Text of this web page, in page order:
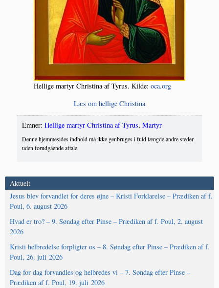
Hel­li­ge mar­tyr Chri­sti­na af Tyrus. Kil­de: oca.org
Læs om hel­li­ge Christina
Emner: Hellige martyr Christina af Tyrus, Martyr
Denne hjemmesides indhold må ikke genbruges i fuld længde andre steder
uden forudgående aftale.
Aktuelt
Jesus blev forvandlet for deres øjne – Kristi Forklarelse – Prædiken af f.
Poul, 6. august 2026
Hvad er tro? – 9. Søndag efter Pinse – Prædiken af f. Poul, 2. august
2026
Kristi helbredelse forpligter os – 8. Søndag efter Pinse – Prædiken af f.
Poul, 26. juli 2026
Dag for dag forvandles og helbredes vi – 7. Søndag efter Pinse –
Prædiken af f. Poul, 19. juli 2026